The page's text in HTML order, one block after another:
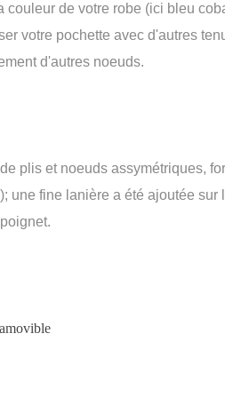
couleur de votre robe (ici bleu
votre pochette avec d'autres
d'autres noeuds.
plis et noeuds assymétriques,
une fine lanière a été ajoutée sur